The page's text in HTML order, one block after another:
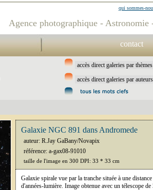
qui sommes-
Agence photographique - Astronomie
contact
Galaxie NGC 891 dans Andromede
auteur: R.Jay GaBany/Novapix
référence: a-gax08-91010
taille de l'image en 300 DPI: 33 * 33 cm
Galaxie spirale vue par la tranche située à une
d'années-lumière. Image obtenue avec un télescope de